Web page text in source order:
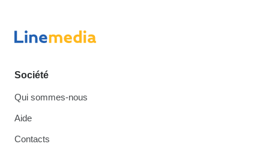
Société
Qui sommes-nous
Aide
Contacts